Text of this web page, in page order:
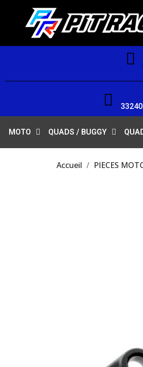
33240
MOTO QUADS / BUGGY
Accueil PIECES